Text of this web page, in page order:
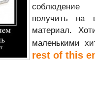
соблюдение
получить на
материал.
маленькими
rest of this